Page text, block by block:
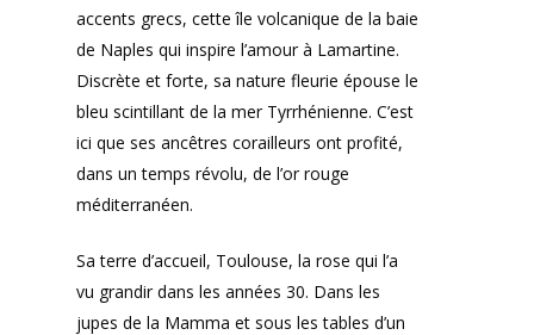
accents grecs, cette île volcanique de la baie
de Naples qui inspire l’amour à Lamartine.
Discrète et forte, sa nature fleurie épouse le
bleu scintillant de la mer Tyrrhénienne. C’est
ici que ses ancêtres corailleurs ont profité,
dans un temps révolu, de l’or rouge
méditerranéen.
Sa terre d’accueil, Toulouse, la rose qui l’a
vu grandir dans les années 30. Dans les
jupes de la Mamma et sous les tables d’un